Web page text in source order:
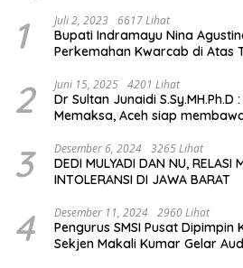
1 Juli 2, 2023 6617 Lihat
Bupati Indramayu Nina
Perkemahan Kwarcab di Atas
2 Juni 15, 2025 4201 Lihat
Dr Sultan Junaidi
Memaksa, Aceh siap
3 Desember 6, 2024 3265 Lihat
DEDI MULYADI DAN NU, RELASI
INTOLERANSI DI JAWA BARAT
4 Desember 11, 2024 2960 Lihat
Pengurus SMSI Pusat
Sekjen Makali Kumar Gelar